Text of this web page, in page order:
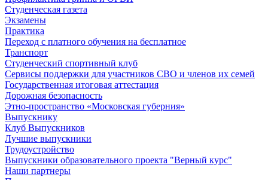
Cтуденческая газета
Экзамены
Практика
Переход с платного обучения на бесплатное
Транспорт
Студенческий спортивный клуб
Сервисы поддержки для участников СВО и членов их семей
Государственная итоговая аттестация
Дорожная безопасность
Этно-пространство «Московская губерния»
Выпускнику
Клуб Выпускников
Лучшие выпускники
Трудоустройство
Выпускники образовательного проекта "Верный курс"
Наши партнеры